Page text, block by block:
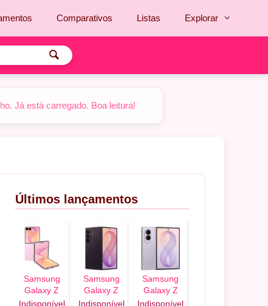
Comparativos Listas Explorar
Já está carregado. Boa leitura!
Últimos lançamentos
Samsung
Galaxy Z
Flip 8 5G
Indisponível
Samsung
Galaxy Z
Fold 8 Ultra
Indisponível
Samsung
Galaxy Z
Fold 8 5G
Indisponível